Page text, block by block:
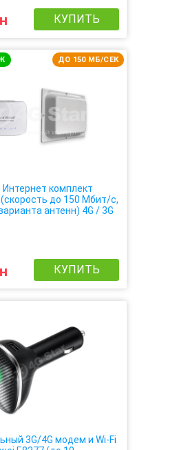
КУПИТЬ
ДО 150 МБ/СЕК
Интернет комплект
до 150 Мбит/с,
антенн) 4G / 3G
КУПИТЬ
3G/4G модем и Wi-Fi